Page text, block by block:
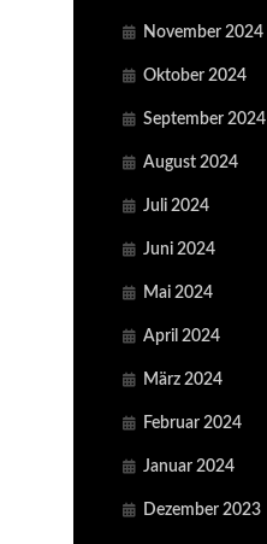
November 2024
Oktober 2024
September 2024
August 2024
Juli 2024
Juni 2024
Mai 2024
April 2024
März 2024
Februar 2024
Januar 2024
Dezember 2023